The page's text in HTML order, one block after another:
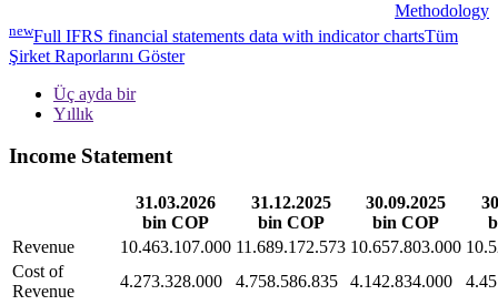
Methodology
newFull IFRS financial statements data with indicator chartsTüm
Şirket Raporlarını Göster
Üç ayda bir
Yıllık
Income Statement
31.03.2026
bin COP
31.12.2025
bin COP
30.09.2025
bin COP
Revenue
10.463.107.000 11.689.172.573 10.657.803.000
Cost of
Revenue
4.273.328.000 4.758.586.835 4.142.834.000